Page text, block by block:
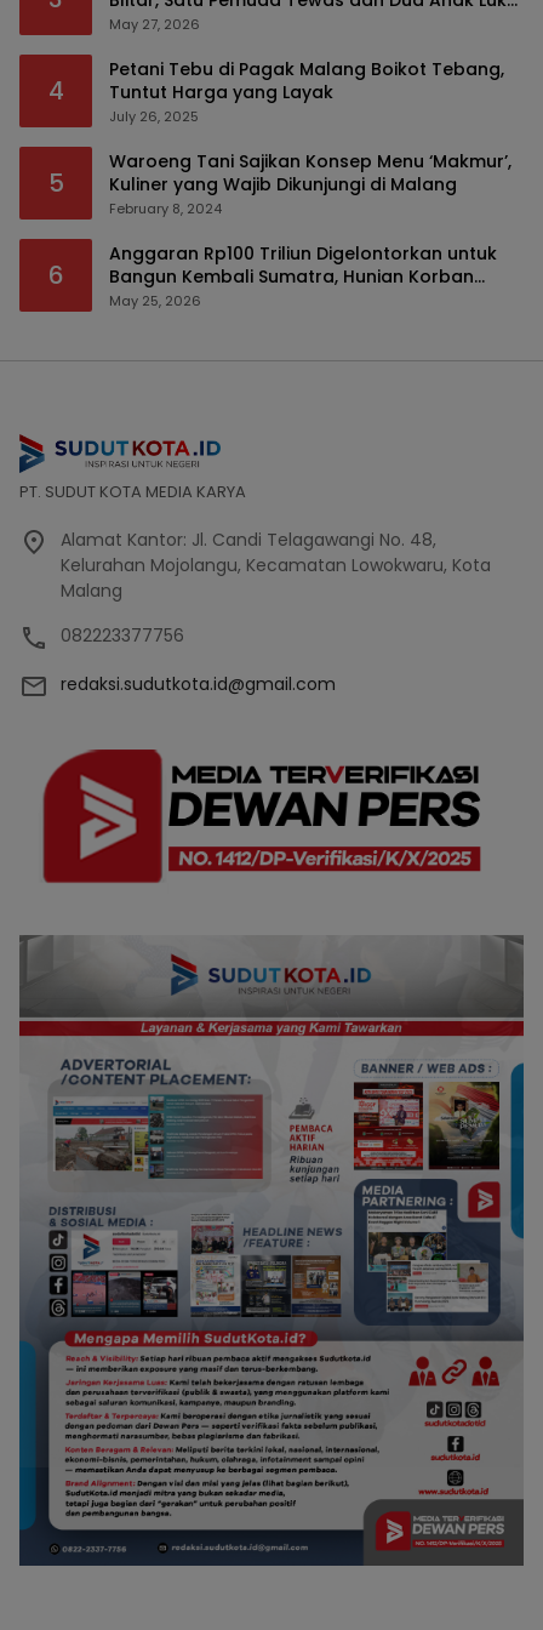
Serius
May 27, 2026
4
Petani Tebu di Pagak Malang Boikot Tebang,
Tuntut Harga yang Layak
July 26, 2025
5
Waroeng Tani Sajikan Konsep Menu ‘Makmur’,
Kuliner yang Wajib Dikunjungi di Malang
February 8, 2024
6
Anggaran Rp100 Triliun Digelontorkan untuk
Bangun Kembali Sumatra, Hunian Korban
Bencana Bakal Difokuskan
May 25, 2026
PT. SUDUT KOTA MEDIA KARYA
Alamat Kantor: Jl. Candi Telagawangi No. 48,
Kelurahan Mojolangu, Kecamatan Lowokwaru, Kota
Malang
082223377756
redaksi.sudutkota.id@gmail.com